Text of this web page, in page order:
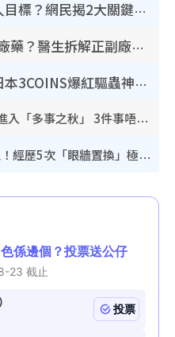
裝修拆鐵閘隨時變賊人目標？網民揭2大關鍵用途：裝新式等於白裝？附新舊鐵閘分別
網傳公院改用內地/副廠藥？醫生拆解正副廠分別 揭4類人換藥隨時出事
怕蟲人士夏日救星！日本3COINS爆紅驅蟲神器$45起 1招「全程免觸碰」輕鬆搞定小強
立秋2026｜8月7日立秋進入「多事之秋」 3件事唔做得！專家教6招開運 清枱頭／銀包納氣接好運
颱風白海豚料周日襲浙江！經歷5次「眼牆置換」極罕見 成登陸內地最長途颱風